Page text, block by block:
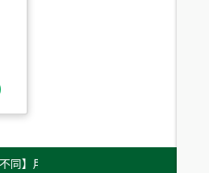
力，讓升職免抽號碼牌！最新雇主品